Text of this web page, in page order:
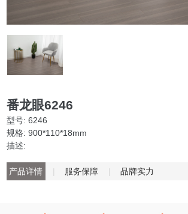
番龙眼6246
型号: 6246
规格: 900*110*18mm
描述:
产品详情 | 服务保障 | 品牌实力